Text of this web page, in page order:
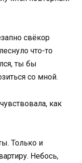
свёкор
что-то
ты бы
со мной.
как
Только и
Небось,